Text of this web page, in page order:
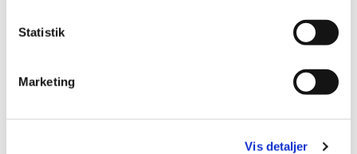
Statistik
Marketing
Vis detaljer